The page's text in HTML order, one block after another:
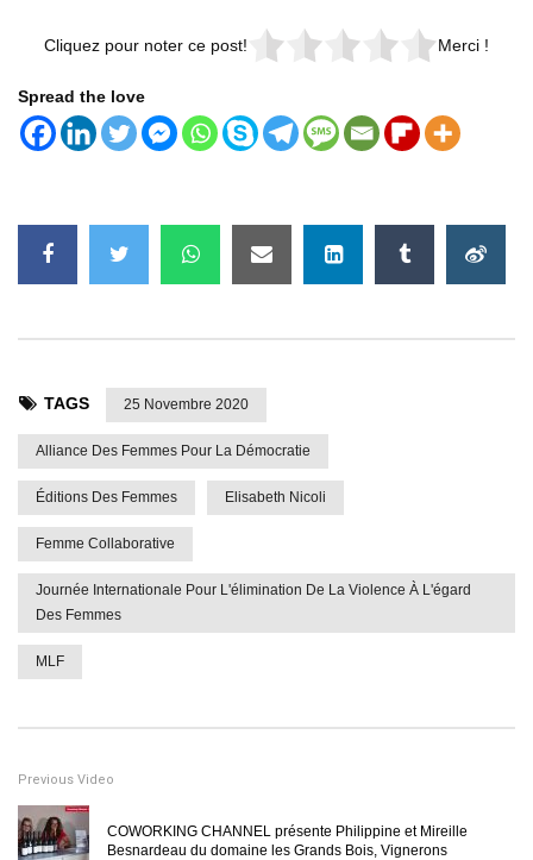
Cliquez pour noter ce post! Merci !
Spread the love
TAGS 25 Novembre 2020
Alliance Des Femmes Pour La Démocratie
Éditions Des Femmes Elisabeth Nicoli
Femme Collaborative
Journée Internationale Pour L'élimination De La Violence À L'égard
Des Femmes
MLF
Previous Video
COWORKING CHANNEL présente Philippine et Mireille
Besnardeau du domaine les Grands Bois, Vignerons